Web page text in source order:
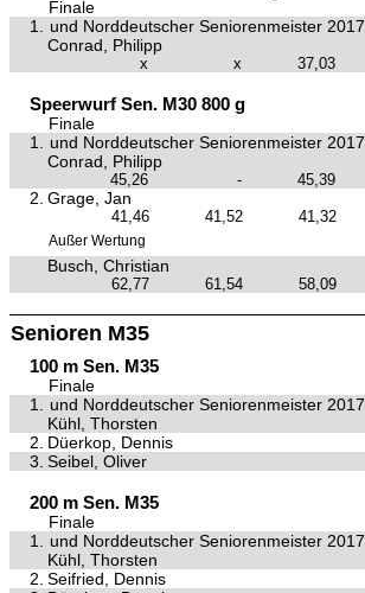
Finale
1.
und Norddeutscher Seniorenmeister 2017
Conrad, Philipp
x x 37,03
Speerwurf Sen. M30 800 g
Finale
1.
und Norddeutscher Seniorenmeister 2017
Conrad, Philipp
45,26 - 45,39
2. Grage, Jan
41,46 41,52 41,32
Außer Wertung
Busch, Christian
62,77 61,54 58,09
Senioren M35
100 m Sen. M35
Finale
1.
und Norddeutscher Seniorenmeister 2017
Kühl, Thorsten
2. Düerkop, Dennis
3. Seibel, Oliver
200 m Sen. M35
Finale
1.
und Norddeutscher Seniorenmeister 2017
Kühl, Thorsten
2. Seifried, Dennis